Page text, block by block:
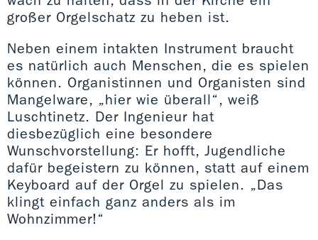
großer Orgelschatz zu heben ist.
Neben einem intakten Instrument braucht
es natürlich auch Menschen, die es spielen
können. Organistinnen und Organisten sind
Mangelware, „hier wie überall“, weiß
Luschtinetz. Der Ingenieur hat
diesbezüglich eine besondere
Wunschvorstellung: Er hofft, Jugendliche
dafür begeistern zu können, statt auf einem
Keyboard auf der Orgel zu spielen. „Das
klingt einfach ganz anders als im
Wohnzimmer!“